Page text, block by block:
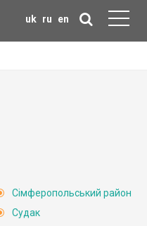
uk ru en
Сімферопольський район
Судак